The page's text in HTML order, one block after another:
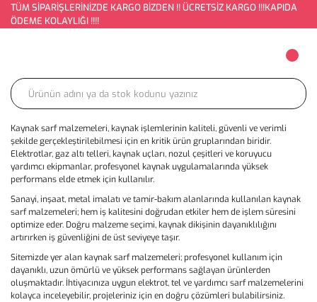
TÜM SİPARİŞLERİNİZDE KARGO BİZDEN !! ÜCRETSİZ KARGO !!!KAPIDA
ÖDEME KOLAYLIĞI !!!!
Kaynak sarf malzemeleri, kaynak işlemlerinin kaliteli, güvenli ve verimli
şekilde gerçekleştirilebilmesi için en kritik ürün gruplarından biridir.
Elektrotlar, gaz altı telleri, kaynak uçları, nozul çeşitleri ve koruyucu
yardımcı ekipmanlar, profesyonel kaynak uygulamalarında yüksek
performans elde etmek için kullanılır.
Sanayi, inşaat, metal imalatı ve tamir-bakım alanlarında kullanılan kaynak
sarf malzemeleri; hem iş kalitesini doğrudan etkiler hem de işlem süresini
optimize eder. Doğru malzeme seçimi, kaynak dikişinin dayanıklılığını
artırırken iş güvenliğini de üst seviyeye taşır.
Sitemizde yer alan kaynak sarf malzemeleri; profesyonel kullanım için
dayanıklı, uzun ömürlü ve yüksek performans sağlayan ürünlerden
oluşmaktadır. İhtiyacınıza uygun elektrot, tel ve yardımcı sarf malzemelerini
kolayca inceleyebilir, projeleriniz için en doğru çözümleri bulabilirsiniz.